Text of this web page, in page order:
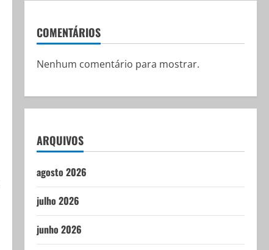
COMENTÁRIOS
Nenhum comentário para mostrar.
ARQUIVOS
agosto 2026
julho 2026
junho 2026